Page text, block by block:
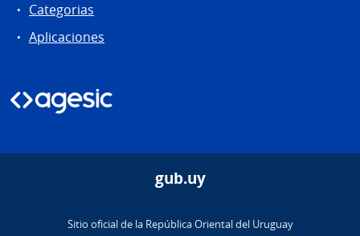
Categorias
Aplicaciones
gub.uy
Sitio oficial de la República Oriental del Uruguay